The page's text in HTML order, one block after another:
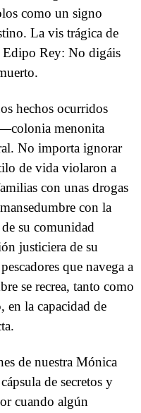
como un signo
La vis trágica de
Edipo Rey: No digáis
hechos ocurridos
menonita
No importa ignorar
de vida violaron a
con unas drogas
con la
su comunidad
justiciera de su
que navega a
se recrea, tanto como
en la capacidad de
de nuestra Mónica
de secretos y
cuando algún